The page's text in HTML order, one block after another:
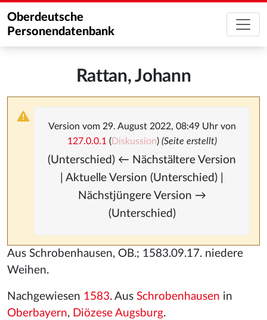
Oberdeutsche
Personendatenbank
Rattan, Johann
Version vom 29. August 2022, 08:49 Uhr von
127.0.0.1 (Diskussion) (Seite erstellt)
(Unterschied) ← Nächstältere Version
| Aktuelle Version (Unterschied) |
Nächstjüngere Version →
(Unterschied)
Aus Schrobenhausen, OB.; 1583.09.17. niedere
Weihen.
Nachgewiesen 1583. Aus Schrobenhausen in
Oberbayern, Diözese Augsburg.